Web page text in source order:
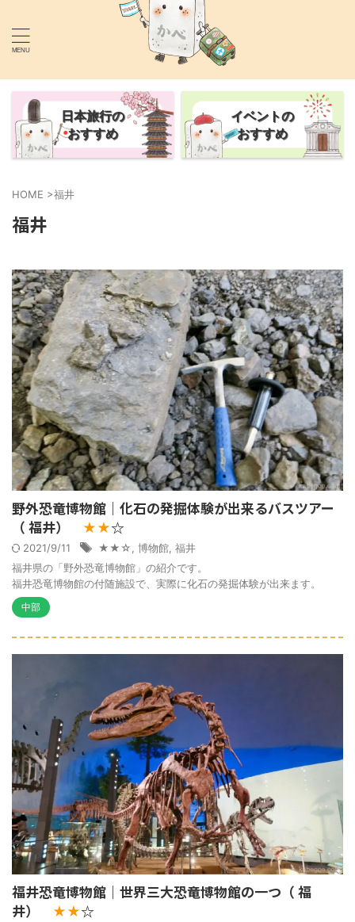
あなたの旅行を1.5倍楽しくするサイト
かべごえ旅行絵巻
日本旅行の
おすすめ
イベントの
おすすめ
HOME >福井
福井
野外恐竜博物館｜化石の発掘体験が出来るバスツアー
（ 福井）
★★☆
2021/9/11 ★★☆ 博物館 福井
福井県の「野外恐竜博物館」の紹介です。
福井恐竜博物館の付随施設で、実際に化石の発掘体験が出来ます。
中部
福井恐竜博物館｜世界三大恐竜博物館の一つ（ 福
井）
★★☆